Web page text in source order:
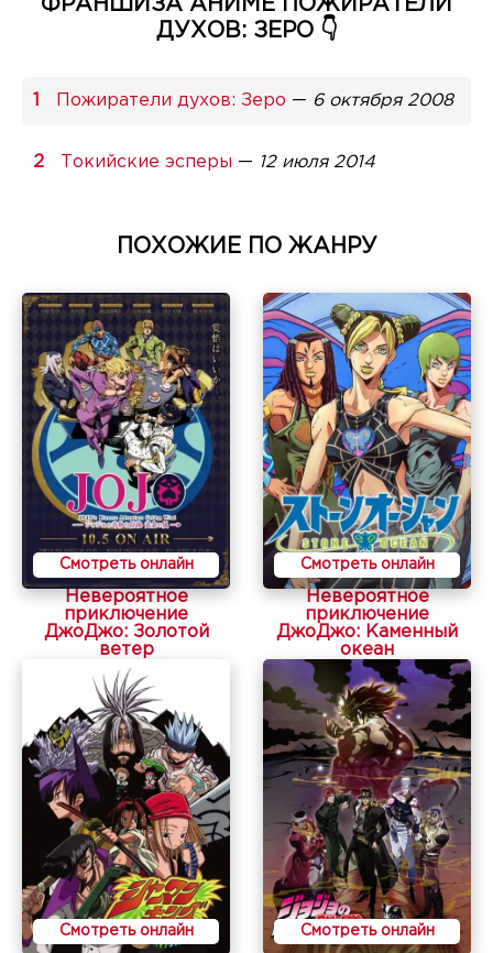
ФРАНШИЗА АНИМЕ ПОЖИРАТЕЛИ
ДУХОВ: ЗЕРО 👇
Пожиратели духов: Зеро — 6 октября 2008
Токийские эсперы — 12 июля 2014
ПОХОЖИЕ ПО ЖАНРУ
Смотреть онлайн
Невероятное
приключение
ДжоДжо: Золотой
ветер
Смотреть онлайн
Невероятное
приключение
ДжоДжо: Каменный
океан
Смотреть онлайн Смотреть онлайн